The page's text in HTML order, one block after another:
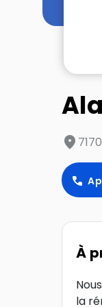
location_on
call
À
la